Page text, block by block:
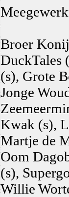
Broer
DuckTales
(s), Grote
Jonge
Kwak (s),
Martje de
Oom
(s),
Willie